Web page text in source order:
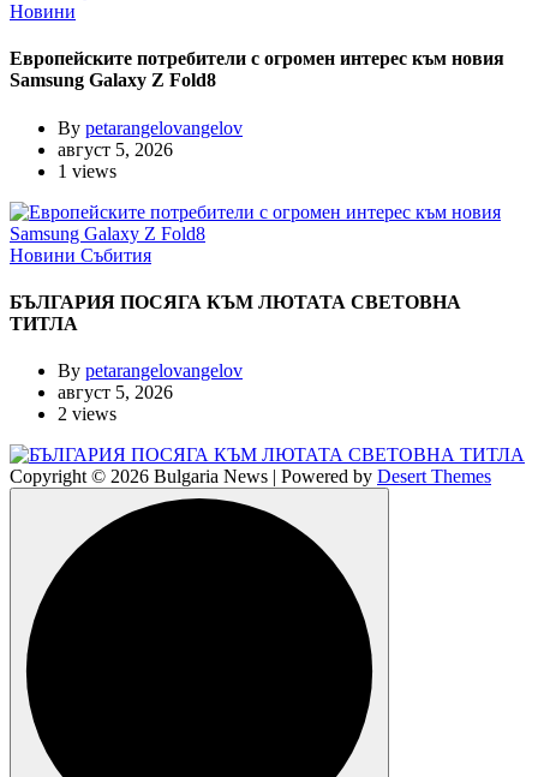
Новини
Европейските потребители с огромен интерес към новия
Samsung Galaxy Z Fold8
By petarangelovangelov
август 5, 2026
1 views
Новини Събития
БЪЛГАРИЯ ПОСЯГА КЪМ ЛЮТАТА СВЕТОВНА
ТИТЛА
By petarangelovangelov
август 5, 2026
2 views
Copyright © 2026 Bulgaria News | Powered by Desert Themes